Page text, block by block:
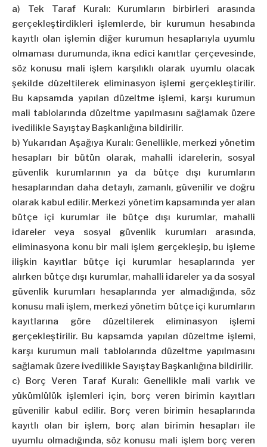
a) Tek Taraf Kuralı: Kurumların birbirleri arasında
gerçekleştirdikleri işlemlerde, bir kurumun hesabında
kayıtlı olan işlemin diğer kurumun hesaplarıyla uyumlu
olmaması durumunda, ikna edici kanıtlar çerçevesinde,
söz konusu mali işlem karşılıklı olarak uyumlu olacak
şekilde düzeltilerek eliminasyon işlemi gerçekleştirilir.
Bu kapsamda yapılan düzeltme işlemi, karşı kurumun
mali tablolarında düzeltme yapılmasını sağlamak üzere
ivedilikle Sayıştay Başkanlığına bildirilir.
b) Yukarıdan Aşağıya Kuralı: Genellikle, merkezi yönetim
hesapları bir bütün olarak, mahalli idarelerin, sosyal
güvenlik kurumlarının ya da bütçe dışı kurumların
hesaplarından daha detaylı, zamanlı, güvenilir ve doğru
olarak kabul edilir. Merkezi yönetim kapsamında yer alan
bütçe içi kurumlar ile bütçe dışı kurumlar, mahalli
idareler veya sosyal güvenlik kurumları arasında,
eliminasyona konu bir mali işlem gerçekleşip, bu işleme
ilişkin kayıtlar bütçe içi kurumlar hesaplarında yer
alırken bütçe dışı kurumlar, mahalli idareler ya da sosyal
güvenlik kurumları hesaplarında yer almadığında, söz
konusu mali işlem, merkezi yönetim bütçe içi kurumların
kayıtlarına göre düzeltilerek eliminasyon işlemi
gerçekleştirilir. Bu kapsamda yapılan düzeltme işlemi,
karşı kurumun mali tablolarında düzeltme yapılmasını
sağlamak üzere ivedilikle Sayıştay Başkanlığına bildirilir.
c) Borç Veren Taraf Kuralı: Genellikle mali varlık ve
yükümlülük işlemleri için, borç veren birimin kayıtları
güvenilir kabul edilir. Borç veren birimin hesaplarında
kayıtlı olan bir işlem, borç alan birimin hesapları ile
uyumlu olmadığında, söz konusu mali işlem borç veren